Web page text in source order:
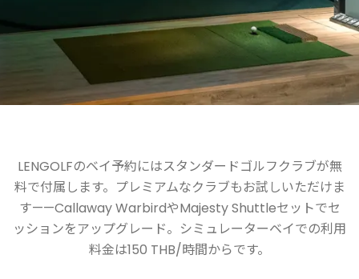
LENGOLFのベイ予約にはスタンダードゴルフクラブが無
料で付属します。プレミアムなクラブもお試しいただけま
す——Callaway WarbirdやMajesty Shuttleセットでセ
ッションをアップグレード。シミュレーターベイでの利用
料金は150 THB/時間からです。